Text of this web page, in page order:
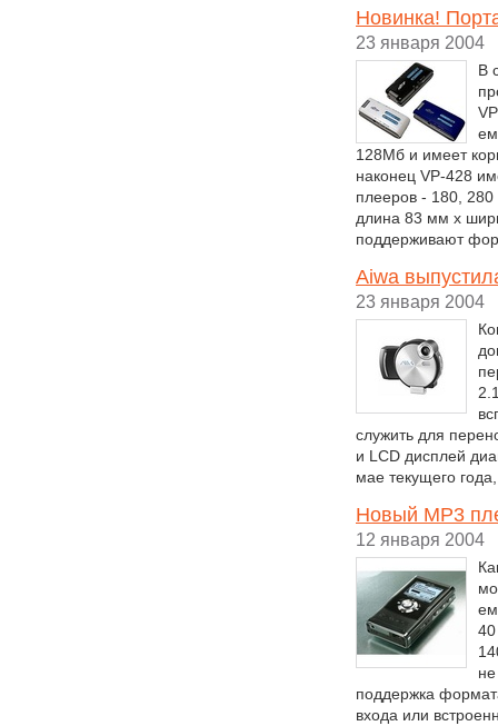
Новинка!
23 января 2004
В
128Мб и имеет
наконец VP-428
плееров - 180, 280
длина 83 мм x
поддерживают
Aiwa
23 января 2004
служить для
и LCD дисплей
мае текущего
Новый MP3
12 января 2004
поддержка
входа или